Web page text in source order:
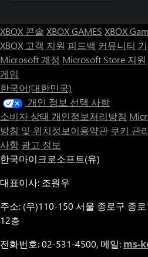
XBOX 콘솔 XBOX GAMES XBOX
XBOX 고객 지원 피드백 커뮤니티
Microsoft 계정 Microsoft Store 지원
게임
한국어(대한민국)
개인 정보 선택 사항
소비자 상태 개인정보처리방침
방침 및 위치정보이용약관 쿠키 관
사항 광고 정보
한국마이크로소프트(유)
대표이사: 조원우
주소: (우)110-150 서울 종로구 종
12층
전화번호: 02-531-4500, 메일: ms-